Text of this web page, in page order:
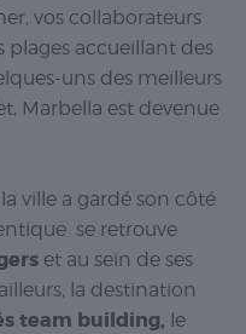
vos collaborateurs
plages accueillant des
uns des meilleurs
Marbella est devenue
ville a gardé son côté
se retrouve
et au sein de ses
la destination
team building, le